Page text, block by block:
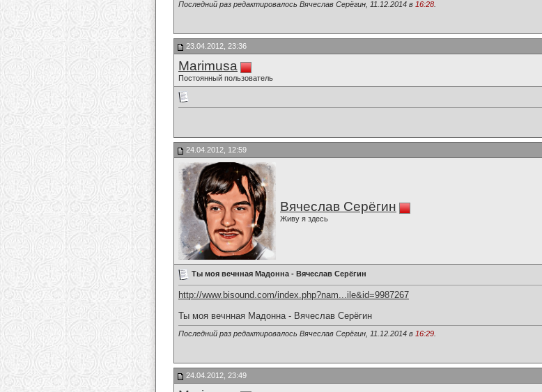
Последний раз редактировалось Вячеслав Серёгин, 11.12.2014 в 16:28
23.04.2012, 23:36
Marimusa
Постоянный пользователь
24.04.2012, 12:59
Вячеслав Серёгин
Живу я здесь
Ты моя вечнная Мадонна - Вячеслав Серёгин
http://www.bisound.com/index.php?nam...ile&id=9987267
Ты моя вечнная Мадонна - Вячеслав Серёгин
Последний раз редактировалось Вячеслав Серёгин, 11.12.2014 в 16:29
24.04.2012, 23:49